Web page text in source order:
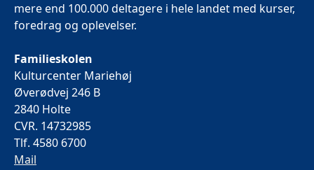
mere end 100.000 deltagere i hele landet med kurser,
foredrag og oplevelser.
Familieskolen
Kulturcenter Mariehøj
Øverødvej 246 B
2840 Holte
CVR. 14732985
Tlf. 4580 6700
Mail